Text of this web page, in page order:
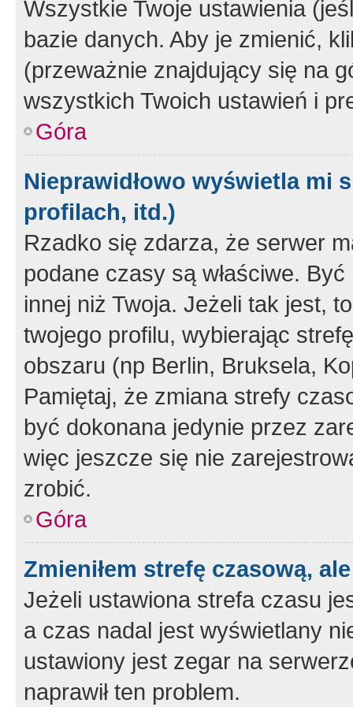
Wszystkie Twoje ustawienia
bazie danych. Aby je zmienić,
(przeważnie znajdujący się na
wszystkich Twoich ustawień i
Góra
Nieprawidłowo wyświetla mi
profilach, itd.)
Rzadko się zdarza, że serwer
podane czasy są właściwe.
innej niż Twoja. Jeżeli tak jest,
twojego profilu, wybierając
obszaru (np Berlin, Bruksela,
Pamiętaj, że zmiana strefy
być dokonana jedynie przez
więc jeszcze się nie
zrobić.
Góra
Zmieniłem strefę czasową,
Jeżeli ustawiona strefa czasu
a czas nadal jest wyświetlany
ustawiony jest zegar na
naprawił ten problem.